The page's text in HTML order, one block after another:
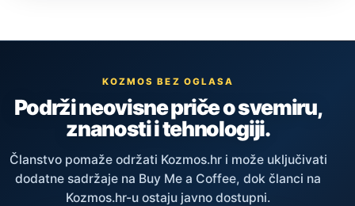
KOZMOS BEZ OGLASA
Podrži neovisne priče o svemiru,
znanosti i tehnologiji.
Članstvo pomaže održati Kozmos.hr i može uključivati
dodatne sadržaje na Buy Me a Coffee, dok članci na
Kozmos.hr-u ostaju javno dostupni.